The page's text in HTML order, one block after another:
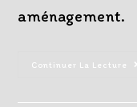
aménagement.
Continuer La Lecture